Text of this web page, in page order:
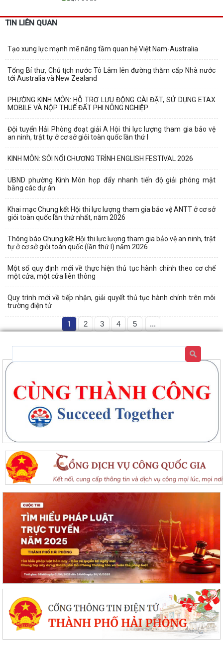
TIN LIÊN QUAN
Tạo xung lực mạnh mẽ nâng tầm quan hệ Việt Nam-Australia
Tổng Bí thư, Chủ tịch nước Tô Lâm lên đường thăm cấp Nhà nước
tới Australia và New Zealand
PHƯỜNG KINH MÔN: HỖ TRỢ LƯU ĐỘNG CÀI ĐẶT, SỬ DỤNG ETAX
MOBILE VÀ NỘP THUẾ ĐẤT PHI NÔNG NGHIỆP
Đội tuyển Hải Phòng đoạt giải A Hội thi lực lượng tham gia bảo vệ
an ninh, trật tự ở cơ sở giỏi toàn quốc lần thứ I
KINH MÔN: SÔI NỔI CHƯƠNG TRÌNH ENGLISH FESTIVAL 2026
UBND phường Kinh Môn họp đẩy nhanh tiến độ giải phóng mặt
bằng các dự án
Khai mạc Chung kết Hội thi lực lượng tham gia bảo vệ ANTT ở cơ sở
giỏi toàn quốc lần thứ nhất, năm 2026
Thông báo Chung kết Hội thi lực lượng tham gia bảo vệ an ninh, trật
tự ở cơ sở giỏi toàn quốc (lần thứ I) năm 2026
Một số quy định mới về thực hiện thủ tục hành chính theo cơ chế
một cửa, một cửa liên thông
Quy trình mới về tiếp nhận, giải quyết thủ tục hành chính trên môi
trường điện tử
1 2 3 4 5 ...